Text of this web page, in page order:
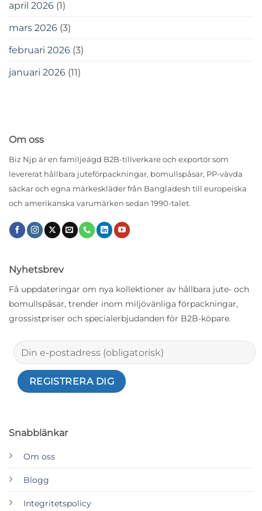
april 2026 (1)
mars 2026 (3)
februari 2026 (3)
januari 2026 (11)
Om oss
Biz Njp är en familjeägd B2B-tillverkare och exportör som
levererat hållbara juteförpackningar, bomullspåsar, PP-vävda
säckar och egna märkeskläder från Bangladesh till europeiska
och amerikanska varumärken sedan 1990-talet.
Snabblänkar
Om oss
Blogg
Integritetspolicy
Nyhetsbrev
Få uppdateringar om nya kollektioner av hållbara jute- och
bomullspåsar, trender inom miljövänliga förpackningar,
grossistpriser och specialerbjudanden för B2B-köpare.